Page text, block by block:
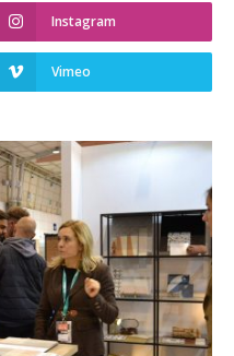
Instagram
Vimeo